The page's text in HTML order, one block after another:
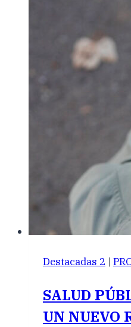
Destacadas 2 |
SALUD
UN NUEVO